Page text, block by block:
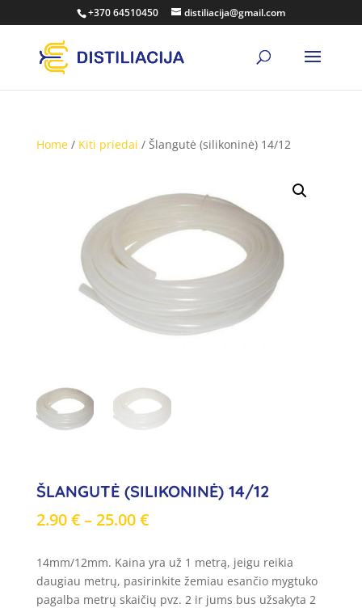
+370 64510450 distiliacija@gmail.com
Home/ Kiti priedai / Šlangutė (silikoninė) 14/12
ŠLANGUTĖ (SILIKONINĖ) 14/12
2.90€– 25.00€Price
2.90 €
through
25.00 €
14mm/12mm. Kaina yra už 1 metrą, jeigu reikia
daugiau metrų, pasirinkite žemiau esančio mygtuko
pagalba metrų skaičių pvz. 2 ir jums bus užsakyta 2